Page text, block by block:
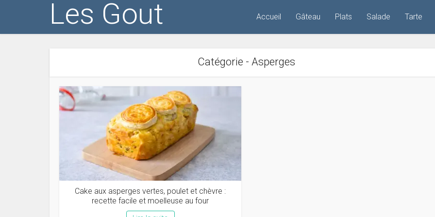
Les Gout Accueil Gâteau Plats Salade Tarte
Catégorie - Asperges
Cake aux asperges vertes, poulet et chèvre :
recette facile et moelleuse au four